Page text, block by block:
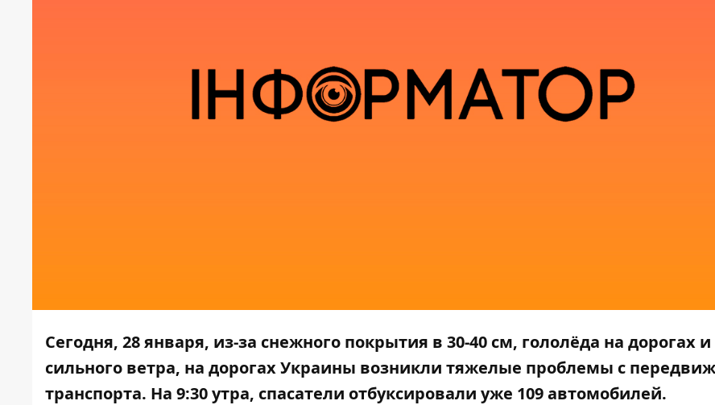
Сегодня, 28 января, из-за снежного покрытия в 30-40 см, гололёда на дорогах и
сильного ветра, на дорогах Украины возникли тяжелые проблемы с
транспорта. На 9:30 утра, спасатели отбуксировали уже 109 автомобилей.